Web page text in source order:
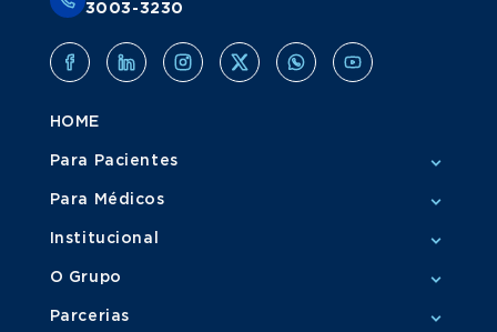
3003-3230
HOME
Para Pacientes
Para Médicos
Institucional
O Grupo
Parcerias